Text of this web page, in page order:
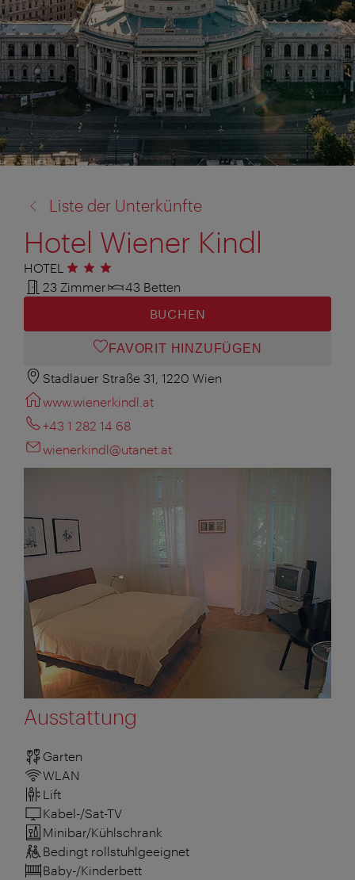
zu:
Liste der Unterkünfte
Hotel Wiener Kindl
HOTEL 3 Sterne
23 Zimmer
43 Betten
BUCHEN
FAVORIT HINZUFÜGEN
Stadlauer Straße 31, 1220 Wien
www.wienerkindl.at
+43 1 282 14 68
wienerkindl@utanet.at
Ausstattung
Garten
WLAN
Lift
Kabel-/Sat-TV
Minibar/Kühlschrank
Bedingt rollstuhlgeeignet
Baby-/Kinderbett